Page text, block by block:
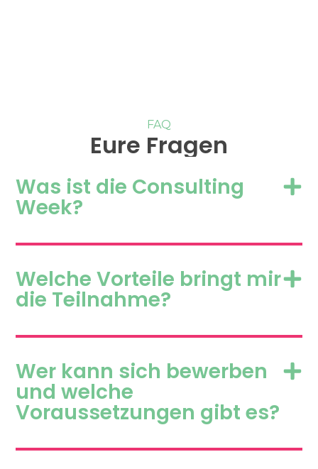
FAQ
Eure Fragen
Was ist die Consulting
Week?
Welche Vorteile bringt mir
die Teilnahme?
Wer kann sich bewerben
und welche
Voraussetzungen gibt es?